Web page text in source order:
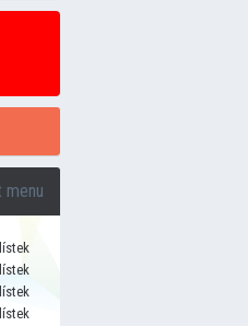
menu